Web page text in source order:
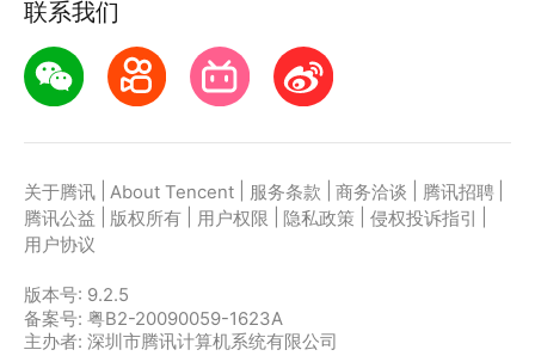
联系我们
关于腾讯 About Tencent 服务条款 商务洽谈 腾讯招聘
腾讯公益
版权所有 用户权限 隐私政策 侵权投诉指引
用户协议
版本号: 9.2.5
备案号: 粤B2-20090059-1623A
主办者: 深圳市腾讯计算机系统有限公司